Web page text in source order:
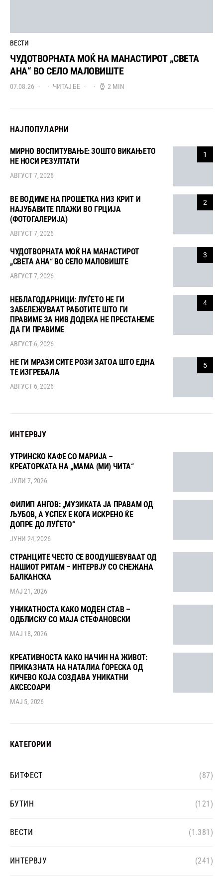
ВЕСТИ
ЧУДОТВОРНАТА МОЌ НА МАНАСТИРОТ „СВЕТА
АНА“ ВО СЕЛО МАЛОВИШТЕ
07.08.26 ЧИТАЈ БЕ 2 MIN
НАЈПОПУЛАРНИ
1
МИРНО ВОСПИТУВАЊЕ: ЗОШТО ВИКАЊЕТО
НЕ НОСИ РЕЗУЛТАТИ
АВГУСТ 7, 2026
2
ВЕ ВОДИМЕ НА ПРОШЕТКА НИЗ КРИТ И
НАЈУБАВИТЕ ПЛАЖИ ВО ГРЦИЈА
(ФОТОГАЛЕРИЈА)
АВГУСТ 7, 2026
3
ЧУДОТВОРНАТА МОЌ НА МАНАСТИРОТ
„СВЕТА АНА“ ВО СЕЛО МАЛОВИШТЕ
АВГУСТ 7, 2026
4
НЕБЛАГОДАРНИЦИ: ЛУЃЕТО НЕ ГИ
ЗАБЕЛЕЖУВААТ РАБОТИТЕ ШТО ГИ
ПРАВИМЕ ЗА НИВ ДОДЕКА НЕ ПРЕСТАНЕМЕ
ДА ГИ ПРАВИМЕ
АВГУСТ 6, 2026
5
НЕ ГИ МРАЗИ СИТЕ РОЗИ ЗАТОА ШТО ЕДНА
ТЕ ИЗГРЕБАЛА
АВГУСТ 6, 2026
ИНТЕРВЈУ
УТРИНСКО КАФЕ СО МАРИЈА –
КРЕАТОРКАТА НА „МАМА (МИ) ЧИТА“
ЈУЛИ 7, 2026
ФИЛИП АНГОВ: „МУЗИКАТА ЈА ПРАВАМ ОД
ЉУБОВ, А УСПЕХ Е КОГА ИСКРЕНО ЌЕ
ДОПРЕ ДО ЛУЃЕТО“
ЈУНИ 24, 2026
СТРАНЦИТЕ ЧЕСТО СЕ ВООДУШЕВУВААТ ОД
НАШИОТ РИТАМ – ИНТЕРВЈУ СО СНЕЖАНА
БАЛКАНСКА
МАЈ 21, 2026
УНИКАТНОСТА КАКО МОДЕН СТАВ –
ОДБЛИСКУ СО МАЈА СТЕФАНОВСКИ
МАЈ 18, 2026
КРЕАТИВНОСТА КАКО НАЧИН НА ЖИВОТ:
ПРИКАЗНАТА НА НАТАЛИА ЃОРЕСКА ОД
КИЧЕВО КОЈА СОЗДАВА УНИКАТНИ
АКСЕСОАРИ
МАЈ 5, 2026
КАТЕГОРИИ
БИТФЕСТ (87)
БУТИН (121)
ВЕСТИ (1.381)
ИНТЕРВЈУ (241)